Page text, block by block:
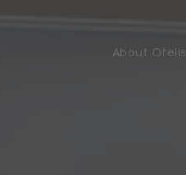
About Ofelis